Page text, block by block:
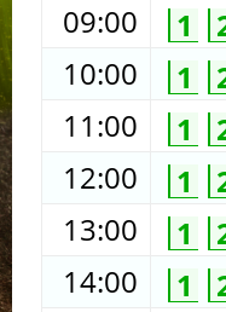
09:00
1
10:00
1
11:00
1
12:00
1
13:00
1
14:00
1